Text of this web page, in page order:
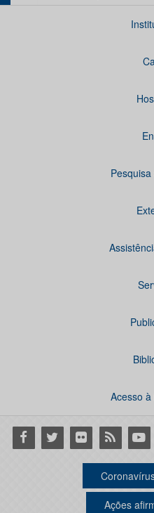
Acesso
Facebook
Twitter Flickr RSS
Ações